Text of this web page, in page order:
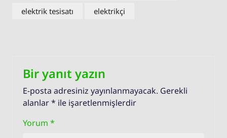
elektrik tesisatı
elektrikçi
Bir yanıt yazın
E-posta adresiniz yayınlanmayacak. Gerekli
alanlar* ile işaretlenmişlerdir
Yorum *